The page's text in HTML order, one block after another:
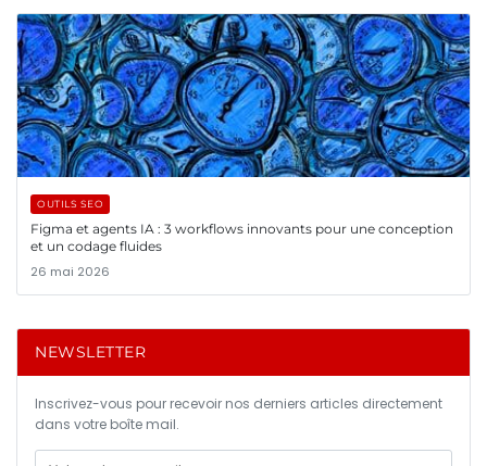
OUTILS SEO
Figma et agents IA : 3 workflows innovants pour une conception
et un codage fluides
26 mai 2026
NEWSLETTER
Inscrivez-vous pour recevoir nos derniers articles directement
dans votre boîte mail.